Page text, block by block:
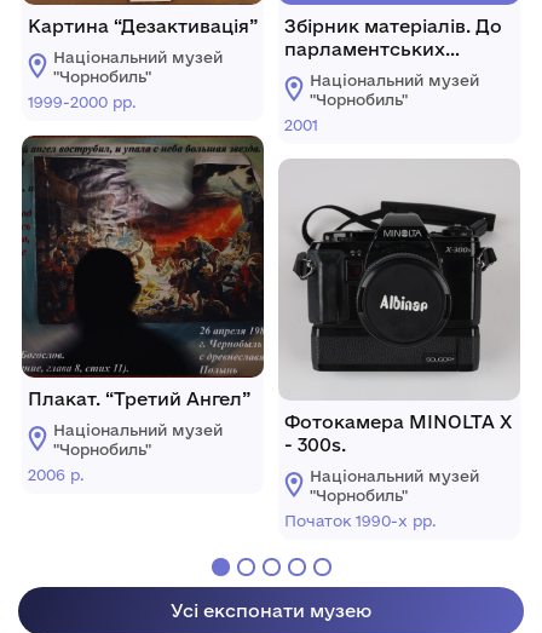
Картина “Дезактивація”
Національний музей
"Чорнобиль"
1999-2000 рр.
Плакат. “Третий Ангел”
Національний музей
"Чорнобиль"
2006 р.
Збірник матеріалів. До
парламентських
слухань у звязку з 15-ю
річницею
Чорнобильської
Національний музей
"Чорнобиль"
2001
Фотокамера MINOLTA X
- 300s.
Національний музей
"Чорнобиль"
Початок 1990-х рр.
Усі експонати музею